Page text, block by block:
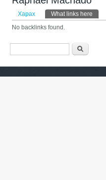
Primary tabs
Харах What links here
No backlinks found.